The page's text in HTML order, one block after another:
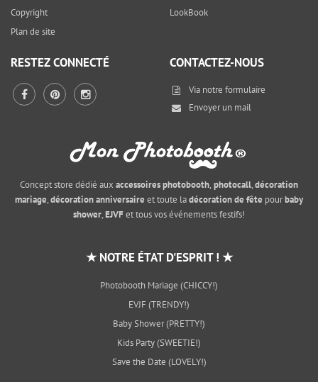
Copyright
Plan de site
LookBook
RESTEZ CONNECTÉ CONTACTEZ-NOUS
Via notre formulaire
Envoyer un mail
Concept store dédié aux accessoires photobooth, photocall,décoration
mariage,décoration anniversaire et toute ladécoration de fête pourbaby
shower,EJVFet tous vos événements festifs!
★ NOTRE ÉTAT D'ESPRIT ! ★
Photobooth Mariage (CHICCY!)
EVJF (TRENDY!)
Baby Shower (PRETTY!)
Kids Party (SWEETIE!)
Save the Date (LOVELY!)